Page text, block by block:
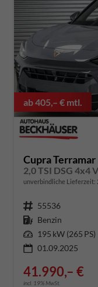
ab 405,– € mtl.
Cupra Terramar
2,0 TSI DSG 4x4
unverbindliche Lieferzeit:
Fahrzeugnummer 55536
Kraftstoff Benzin
Leistung 195 kW (265 PS)
01.09.2025
41.990,– €
incl. 19% MwSt.